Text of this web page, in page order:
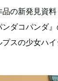
の新発見資料
ダコパンダ』
スの少女ハ